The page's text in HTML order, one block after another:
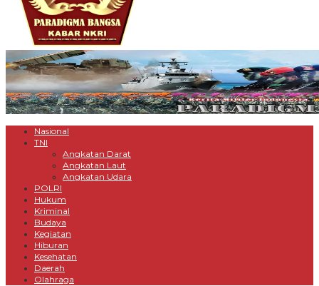
Nasional
TNI
Angkatan Darat
Angkatan Laut
Angkatan Udara
POLRI
Hukum
Kriminal
Budaya
Kegiatan
Hiburan
Kesehatan
Daerah
Olahraga